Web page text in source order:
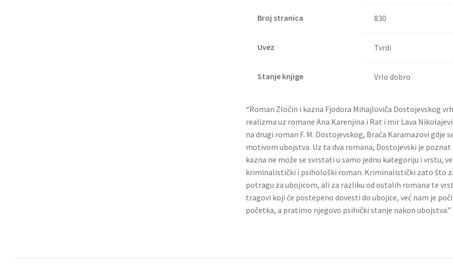
Broj stranica 830
Uvez Tvrdi
Stanje knjige Vrlo dobro
“Roman Zločin i kazna Fjodora Mihajloviča Dostojevskog
realizma uz romane Ana Karenjina i Rat i mir Lava
na drugi roman F. M. Dostojevskog, Braća Karamazovi gdje
motivom ubojstva. Uz ta dva romana, Dostojevski je
kazna ne može se svrstati u samo jednu kategoriju i vrstu,
kriminalistički i psihološki roman. Kriminalistički zato što
potragu za ubojicom, ali za razliku od ostalih romana te
tragovi koji će postepeno dovesti do ubojice, već nam je
početka, a pratimo njegovo psihički stanje nakon ubojstva.”